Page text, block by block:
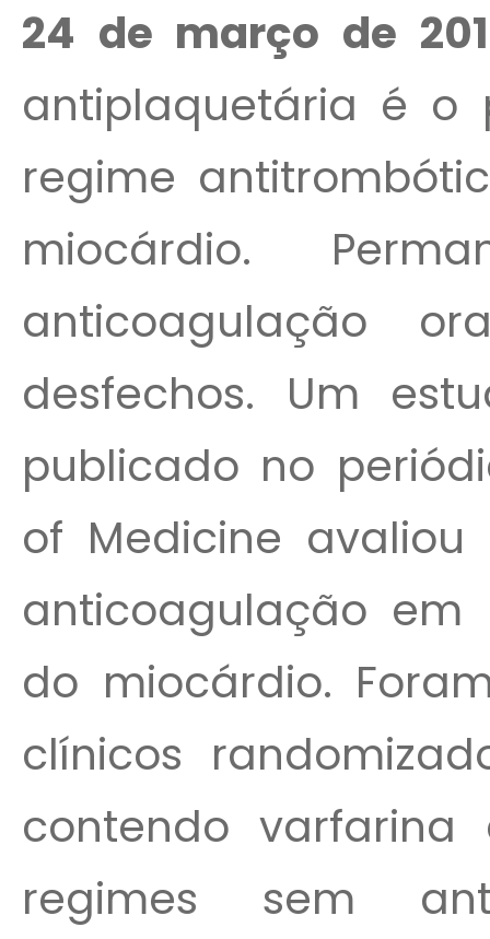
24 de março de
antiplaquetária é o
regime
miocárdio.
anticoagulação
desfechos. Um
publicado no
of Medicine
anticoagulação em
do miocárdio.
clínicos
contendo
regimes sem